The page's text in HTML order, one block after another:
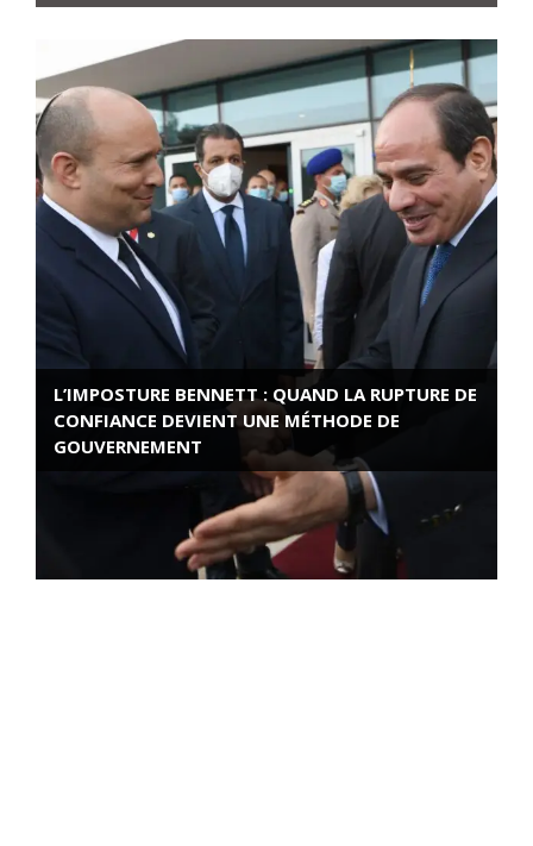
L’IMPOSTURE BENNETT : QUAND LA RUPTURE DE
CONFIANCE DEVIENT UNE MÉTHODE DE
GOUVERNEMENT
ROSE VALLAND, HEROÏNE DE LA RESISTANCE